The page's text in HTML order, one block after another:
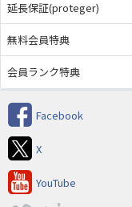
延長保証(proteger)
無料会員特典
会員ランク特典
Facebook
X
YouTube